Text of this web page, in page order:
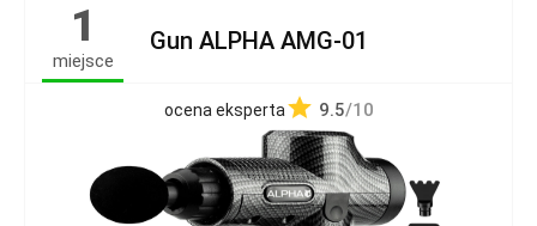
1
miejsce
Gun ALPHA AMG-01
ocena eksperta 9.5/10